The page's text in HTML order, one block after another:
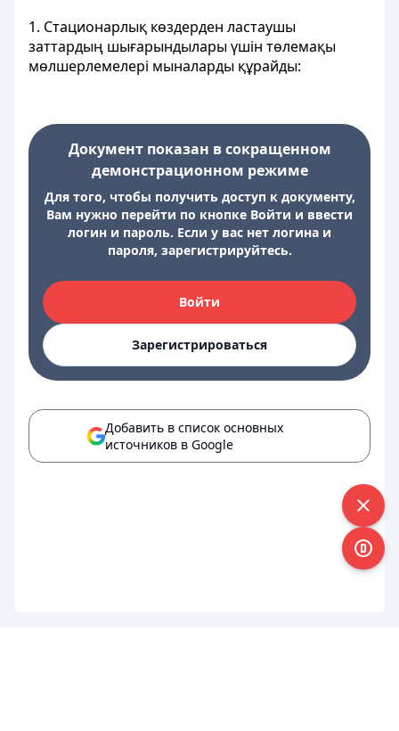
1. Стационарлық көздерден ластаушы
заттардың шығарындылары үшін төлемақы
мөлшерлемелері мыналарды құрайды:
Документ показан в сокращенном
демонстрационном режиме
Для того, чтобы получить доступ к документу,
Вам нужно перейти по кнопке Войти и ввести
логин и пароль. Если у вас нет логина и
пароля, зарегистрируйтесь.
Войти
Зарегистрироваться
Добавить в список основных
источников в Google